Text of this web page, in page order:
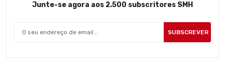
Junte-se agora aos 2.500 subscritores SMH
SUBSCREVER